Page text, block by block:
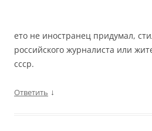
ето не иностранец придумал,
российского журналиста или
ссср.
Ответить ↓